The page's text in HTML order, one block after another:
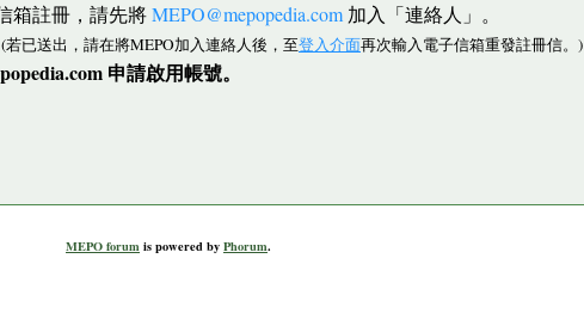
箱註冊，請先將MEPO@mepopedia.com 加入「連絡人」。
(若已送出，請在將MEPO加入連絡人後，至登入介面再次輸入電子信箱重發註冊信。)
申請啟用帳號。
MEPO forumis powered byPhorum.